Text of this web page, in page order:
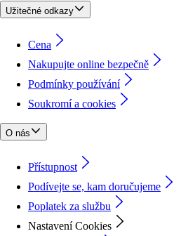
Užitečné odkazy
Cena
Nakupujte online bezpečně
Podmínky používání
Soukromí a cookies
O nás
Přístupnost
Podívejte se, kam doručujeme
Poplatek za službu
Nastavení Cookies